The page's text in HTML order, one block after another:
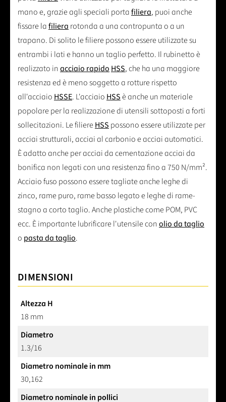
mano e, grazie agli speciali portafiliera, puoi anche
fissare lafiliera rotonda a una contropunta o a un
trapano. Di solito le filiere possono essere utilizzate su
entrambi i lati e hanno un taglio perfetto. Il rubinetto è
realizzato inacciaio rapido HSS, che ha una maggiore
resistenza ed è meno soggetto a rotture rispetto
all'acciaio HSSE. L'acciaio HSSè anche un materiale
popolare per la realizzazione di utensili sottoposti a forti
sollecitazioni. Le filiereHSS possono essere utilizzate per
acciai strutturali, acciai al carbonio e acciai automatici.
È adatto anche per acciai da cementazione acciai da
bonifica non legati con una resistenza fino a 750 N/mm².
Acciaio fuso possono essere tagliate anche leghe di
zinco, rame puro, rame basso legato e leghe di rame-
stagno a corto taglio. Anche plastiche come POM, PVC
ecc. È importante lubrificare l'utensile conolio da taglio
o pasta da taglio.
DIMENSIONI
Altezza H
18 mm
Diametro
1.3/16
Diametro nominale in mm
30,162
Diametro nominale in pollici